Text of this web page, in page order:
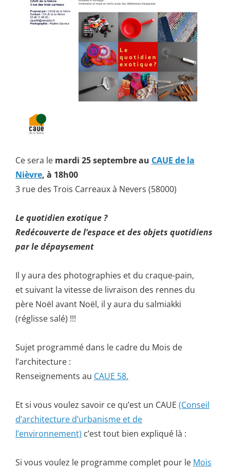
Ce sera le mardi 25 septembre au CAUE de la
Nièvre, à 18h00
3 rue des Trois Carreaux à Nevers (58000)
Le quotidien exotique ?
Redécouverte de l’espace et des objets quotidiens
par le dépaysement
Il y aura des photographies et du craque-pain,
et suivant la vitesse de livraison des rennes du
père Noël avant Noël, il y aura du salmiakki
(réglisse salé) !!!
Sujet programmé dans le cadre du Mois de
l’architecture :
Renseignements au CAUE 58.
Et si vous voulez savoir ce qu’est un CAUE (Conseil
d’architecture d’urbanisme et de
l’environnement) c’est tout bien expliqué là :
Si vous voulez le programme complet pour le Mois